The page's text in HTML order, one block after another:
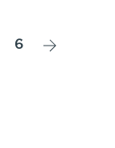
Page
6